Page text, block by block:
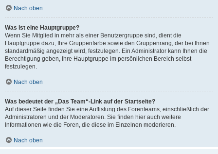
Nach oben
Was ist eine Hauptgruppe?
Wenn Sie Mitglied in mehr als einer Benutzergruppe sind, dient die
Hauptgruppe dazu, Ihre Gruppenfarbe sowie den Gruppenrang, der bei Ihnen
standardmäßig angezeigt wird, festzulegen. Ein Administrator kann Ihnen die
Berechtigung geben, Ihre Hauptgruppe im persönlichen Bereich selbst
festzulegen.
Nach oben
Was bedeutet der „Das Team“-Link auf der Startseite?
Auf dieser Seite finden Sie eine Auflistung des Forenteams, einschließlich der
Administratoren und der Moderatoren. Sie finden hier auch weitere
Informationen wie die Foren, die diese im Einzelnen moderieren.
Nach oben